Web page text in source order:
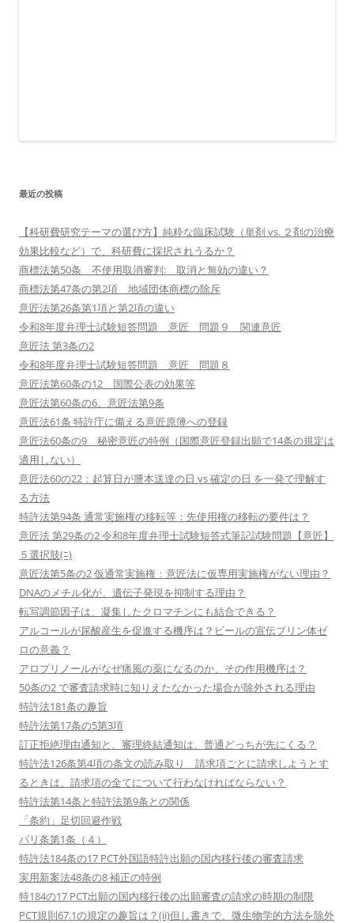
最近の投稿
【科研費研究テーマの選び方】純粋な臨床試験（単剤 vs. ２剤の治療
効果比較など）で、科研費に採択されうるか？
商標法第50条 不使用取消審判: 取消と無効の違い？
商標法第47条の第2項 地域団体商標の除斥
意匠法第26条第1項と第2項の違い
令和8年度弁理士試験短答問題 意匠 問題９ 関連意匠
意匠法 第3条の2
令和8年度弁理士試験短答問題 意匠 問題８
意匠法第60条の12 国際公表の効果等
意匠法第60条の6、意匠法第9条
意匠法61条 特許庁に備える意匠原簿への登録
意匠法60条の9 秘密意匠の特例（国際意匠登録出願で14条の規定は
適用しない）
意匠法60の22：起算日が謄本送達の日 vs 確定の日 を一発で理解す
る方法
特許法第94条 通常実施権の移転等：先使用権の移転の要件は？
意匠法 第29条の2 令和8年度弁理士試験短答式筆記試験問題【意匠】
５選択肢(ﾆ)
意匠法第5条の2 仮通常実施権：意匠法に仮専用実施権がない理由？
DNAのメチル化が、遺伝子発現を抑制する理由？
転写調節因子は、凝集したクロマチンにも結合できる？
アルコールが尿酸産生を促進する機序は？ビールの宣伝プリン体ゼ
ロの意義？
アロプリノールがなぜ痛風の薬になるのか、その作用機序は？
50条の2 で審査請求時に知りえたなかった場合が除外される理由
特許法181条の趣旨
特許法第17条の5第3項
訂正拒絶理由通知と、審理終結通知は、普通どっちが先にくる？
特許法126条第4項の条文の読み取り 請求項ごとに請求しようとす
るときは、請求項の全てについて行わなければならない？
特許法第14条と特許法第9条との関係
「条約」足切回避作戦
パリ条第1条（４）
特許法184条の17 PCT外国語特許出願の国内移行後の審査請求
実用新案法48条の8 補正の特例
特184の17 PCT出願の国内移行後の出願審査の請求の時期の制限
PCT規則67.1の規定の趣旨は？(ii)但し書きで、微生物学的方法を除外